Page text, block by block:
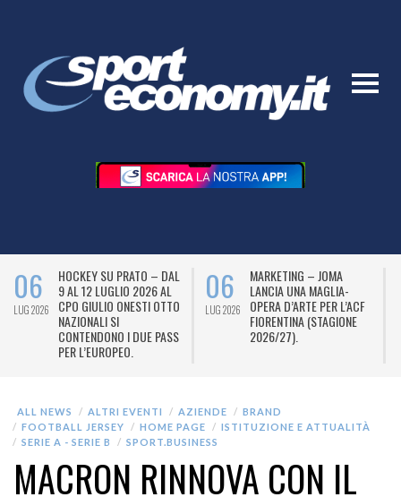
06
LUG 2026
HOCKEY SU PRATO – DAL
9 AL 12 LUGLIO 2026 AL
CPO GIULIO ONESTI OTTO
NAZIONALI SI
CONTENDONO I DUE PASS
PER L’EUROPEO.
06
LUG 2026
MARKETING – JOMA
LANCIA UNA MAGLIA-
OPERA D’ARTE PER L’ACF
FIORENTINA (STAGIONE
2026/27).
ALL NEWS ALTRI EVENTI AZIENDE
BRAND
FOOTBALL JERSEY
HOME PAGE
ISTITUZIONE E ATTUALITÀ
SERIE A - SERIE B
SPORT.BUSINESS
MACRON RINNOVA CON IL